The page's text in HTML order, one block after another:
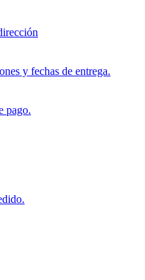
y fechas de entrega.
pago.